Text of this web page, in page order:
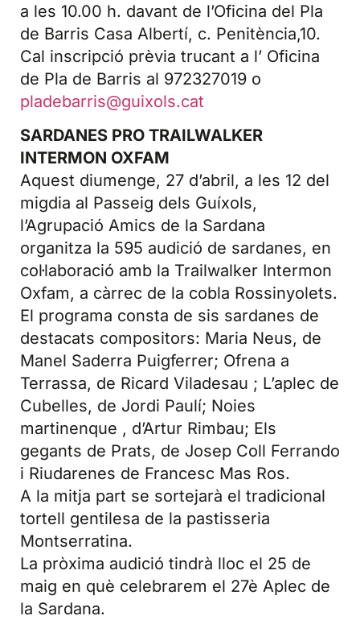
a les 10.00 h. davant de l’Oficina del Pla
de Barris Casa Albertí, c. Penitència,10.
Cal inscripció prèvia trucant a l’ Oficina
de Pla de Barris al 972327019 o
pladebarris@guixols.cat
SARDANES PRO TRAILWALKER
INTERMON OXFAM
Aquest diumenge, 27 d’abril, a les 12 del
migdia al Passeig dels Guíxols,
l’Agrupació Amics de la Sardana
organitza la 595 audició de sardanes, en
col·laboració amb la Trailwalker Intermon
Oxfam, a càrrec de la cobla Rossinyolets.
El programa consta de sis sardanes de
destacats compositors: Maria Neus, de
Manel Saderra Puigferrer; Ofrena a
Terrassa, de Ricard Viladesau ; L’aplec de
Cubelles, de Jordi Paulí; Noies
martinenque , d’Artur Rimbau; Els
gegants de Prats, de Josep Coll Ferrando
i Riudarenes de Francesc Mas Ros.
A la mitja part se sortejarà el tradicional
tortell gentilesa de la pastisseria
Montserratina.
La pròxima audició tindrà lloc el 25 de
maig en què celebrarem el 27è Aplec de
la Sardana.